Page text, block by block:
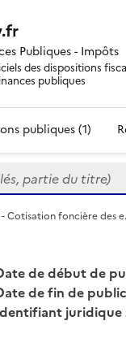
Publiques - Impôts
des dispositions
publiques
publiques (1)
partie du titre)
- Cotisation foncière des
de début de
de fin de
juridique